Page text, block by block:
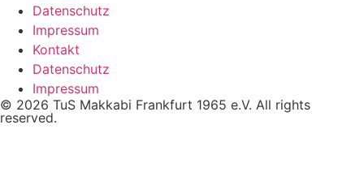
Datenschutz
Impressum
Kontakt
Datenschutz
Impressum
© 2026 TuS Makkabi Frankfurt 1965 e.V. All rights
reserved.